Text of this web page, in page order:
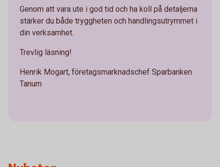
Genom att vara ute i god tid och ha koll på detaljerna
stärker du både tryggheten och handlingsutrymmet i
din verksamhet.
Trevlig läsning!
Henrik Mogart, företagsmarknadschef Sparbanken
Tanum